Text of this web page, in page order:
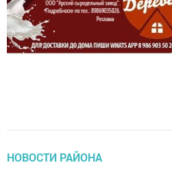
НОВОСТИ РАЙОНА